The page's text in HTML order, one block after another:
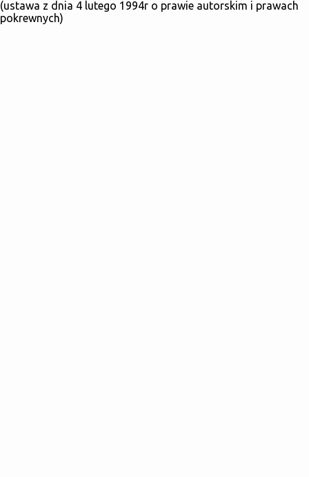
(ustawa z dnia 4 lutego 1994r o prawie autorskim i prawach
pokrewnych)